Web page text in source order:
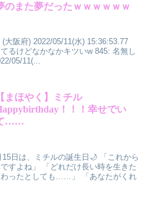
のまた夢だったｗｗｗｗｗｗ
大阪府) 2022/05/11(水) 15:36:53.77
るけどなかなかキツいw 845: 名無し
05/11(...
【まほやく】ミチル
！！！幸せでい
……
日は、ミチルの誕生日🌙 「これから
すよね」 「どれだけ長い時を生きた
わったとしても……」 「あなたがくれ